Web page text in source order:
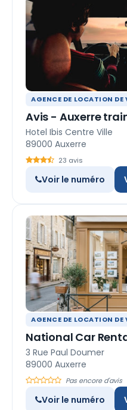
AGENCE DE LOCATION DE
Avis - Auxerre
Hotel Ibis Centre Ville
89000 Auxerre
23 avis
Voir le numéro
AGENCE DE LOCATION DE
National Car
3 Rue Paul Doumer
89000 Auxerre
Pas encore d'avis
Voir le numéro